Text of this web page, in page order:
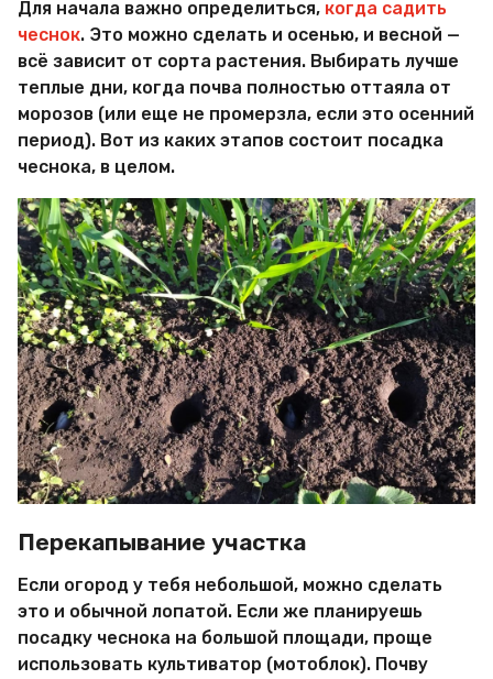
Для начала важно определиться, когда садить
чеснок. Это можно сделать и осенью, и весной —
всё зависит от сорта растения. Выбирать лучше
теплые дни, когда почва полностью оттаяла от
морозов (или еще не промерзла, если это осенний
период). Вот из каких этапов состоит посадка
чеснока, в целом.
Перекапывание участка
Если огород у тебя небольшой, можно сделать
это и обычной лопатой. Если же планируешь
посадку чеснока на большой площади, проще
использовать культиватор (мотоблок). Почву